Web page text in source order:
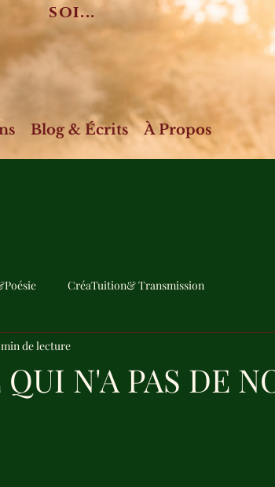
soi...
Blog & Écrits À Propos
CréaTuition& Transmission
N'A PAS DE
min de lecture